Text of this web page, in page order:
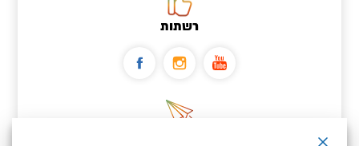
רשתות